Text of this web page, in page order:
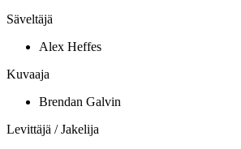
Säveltäjä
Alex Heffes
Kuvaaja
Brendan Galvin
Levittäjä / Jakelija